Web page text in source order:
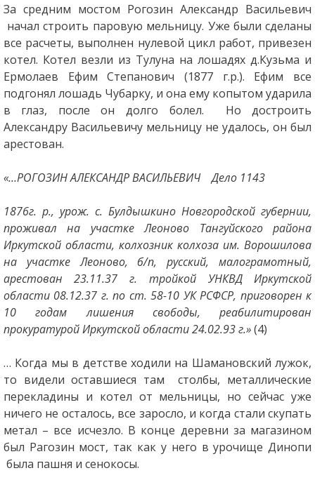
За средним мостом Рогозин Александр Васильевич
начал строить паровую мельницу. Уже были сделаны
все расчеты, выполнен нулевой цикл работ, привезен
котел. Котел везли из Тулуна на лошадях д.Кузьма и
Ермолаев Ефим Степанович (1877 г.р.). Ефим все
подгонял лошадь Чубарку, и она ему копытом ударила
в глаз, после он долго болел. Но достроить
Александру Васильевичу мельницу не удалось, он был
арестован.
«…РОГОЗИН АЛЕКСАНДР ВАСИЛЬЕВИЧ Дело 1143
1876г. р., урож. с. Булдышкино Новгородской губернии,
проживал на участке Леоново Тангуйского района
Иркутской области, колхозник колхоза им. Ворошилова
на участке Леоново, б/п, русский, малограмотный,
арестован 23.11.37 г. тройкой УНКВД Иркутской
области 08.12.37 г. по ст. 58-10 УК РСФСР, приговорен к
10 годам лишения свободы, реабилитирован
прокуратурой Иркутской области 24.02.93 г.»(4)
… Когда мы в детстве ходили на Шамановский лужок,
то видели оставшиеся там столбы, металлические
перекладины и котел от мельницы, но сейчас уже
ничего не осталось, все заросло, и когда стали скупать
метал – все исчезло. В конце деревни за магазином
был Рагозин мост, так как у него в урочище Динопи
была пашня и сенокосы.